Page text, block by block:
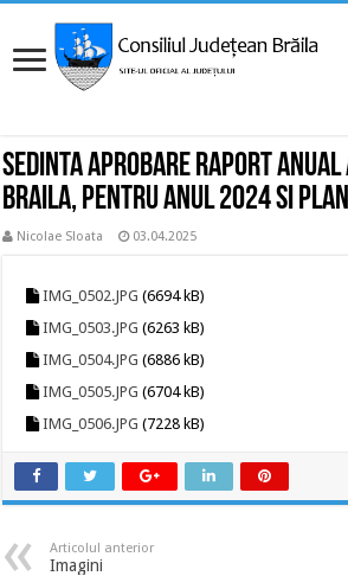
Sedinta aprobare Raport
Braila, pentru anul 2024 si
Nicolae Sloata 03.04.2025
IMG_0502.JPG (6694 kB)
IMG_0503.JPG (6263 kB)
IMG_0504.JPG (6886 kB)
IMG_0505.JPG (6704 kB)
IMG_0506.JPG (7228 kB)
Articolul anterior
Imagini